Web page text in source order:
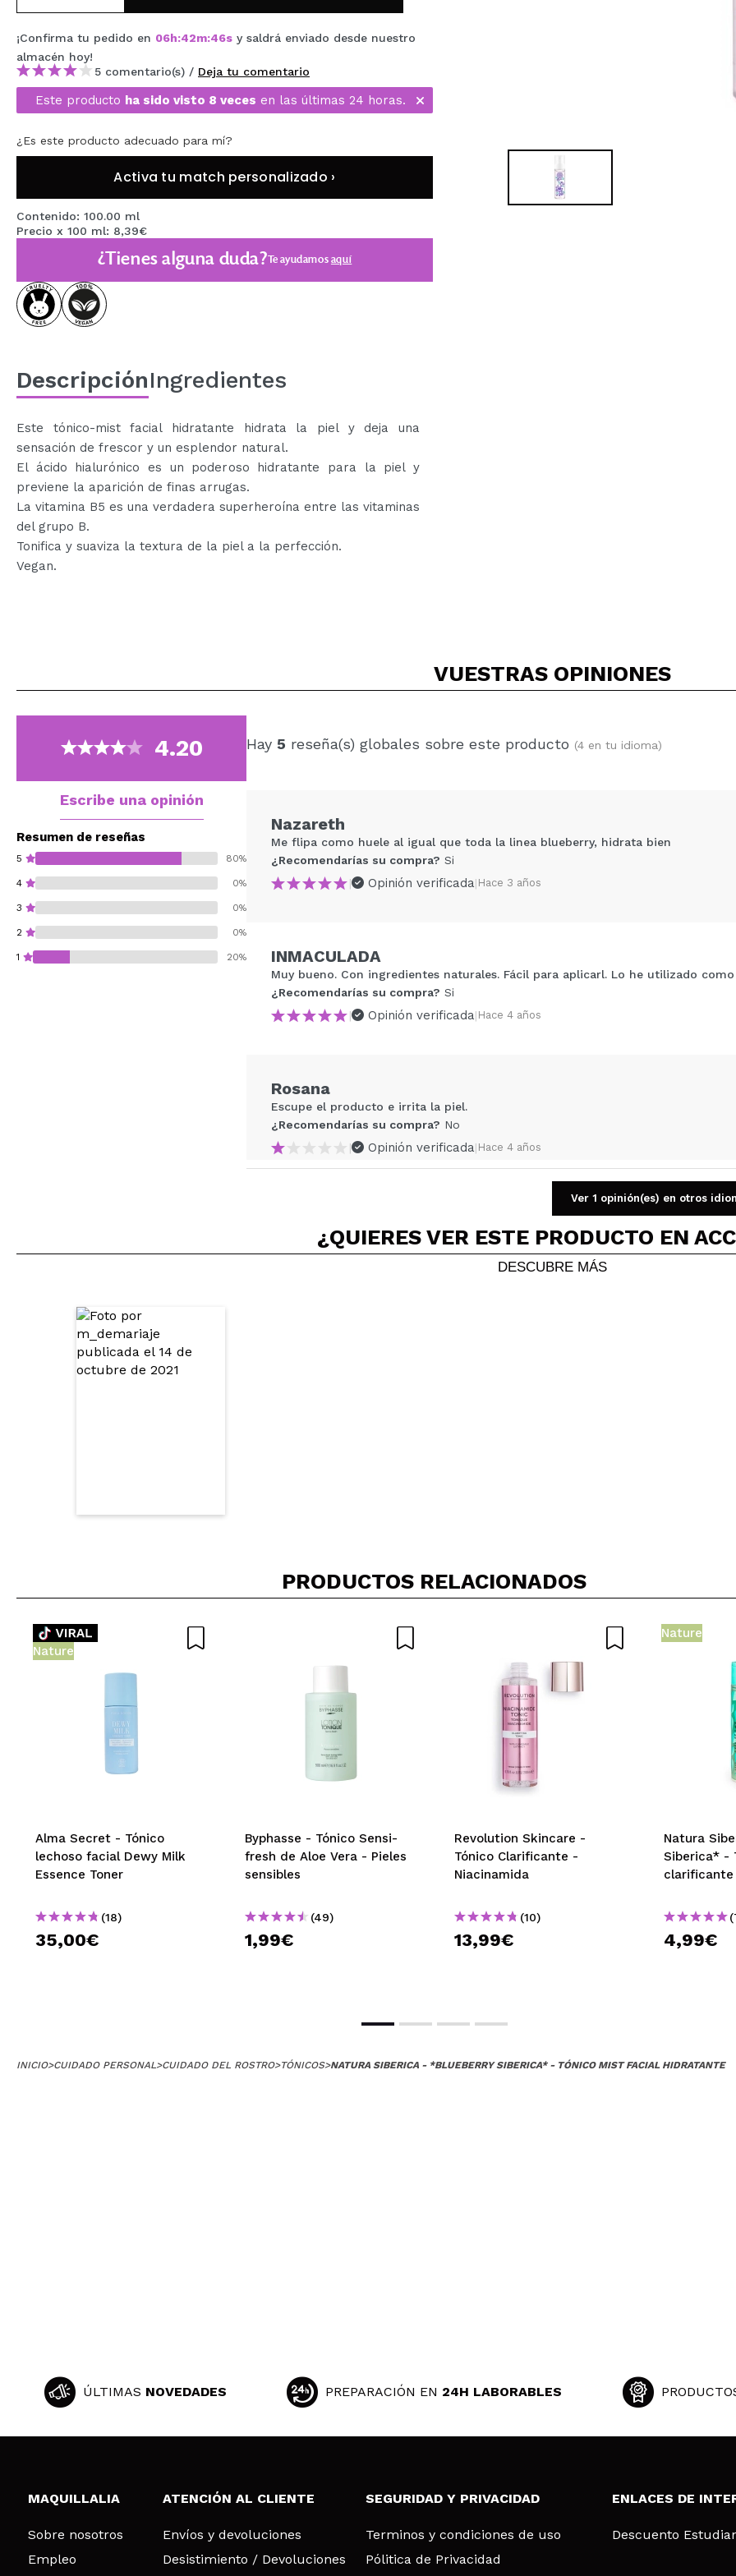
MAQUIFARMA
KOREA ZONE
TRAVEL SIZE
NATURE
OUTLET
¡HAN VUELTO!
PRÓXIMAMENTE
BLOG
¡Confirma tu pedido en 06h:42m:45sy saldrá enviado desde nuestro
almacén hoy!
5 comentario(s) / Deja tu comentario
Este producto ha sido visto 8 veces en las últimas 24 horas.
¿Es este producto adecuado para mí?
Activa tu match personalizado ›
Contenido: 100.00 ml
Precio x 100 ml: 8,39€
¿Tienes alguna duda?Te ayudamosaquí
DescripciónIngredientes
Este tónico-mist facial hidratante hidrata la piel y deja una
sensación de frescor y un esplendor natural.
El ácido hialurónico es un poderoso hidratante para la piel y
previene la aparición de finas arrugas.
La vitamina B5 es una verdadera superheroína entre las vitaminas
del grupo B.
Tonifica y suaviza la textura de la piel a la perfección.
Vegan.
VUESTRAS OPINIONES
4.20
Escribe una opinión
Resumen de reseñas
5 80%
4 0%
3 0%
2 0%
1 20%
Hay 5 reseña(s) globales sobre este producto (4 en tu idioma)
Compartir un vídeo o una foto
Tu vídeo podría ser el primero. Imagínatelo...
ENVIAR
Nazareth
Me flipa como huele al igual que toda la linea blueberry, hidrata bien
¿Recomendarías su compra? Si
|
Opinión verificada| Hace 3 años
INMACULADA
Muy bueno. Con ingredientes naturales. Fácil para aplicarl. Lo he utilizado
¿Recomendarías su compra? Si
|
Opinión verificada| Hace 4 años
Rosana
Escupe el producto e irrita la piel.
¿Recomendarías su compra? No
|
Opinión verificada| Hace 4 años
Me gusta el formato spray, es muy cómodo. Hidrata muy bien y además yo lo
¿Recomendarías su compra?Si
Ver 1 opinión(es) en otros
¿QUIERES VER ESTE PRODUCTO EN
DESCUBRE MÁS
PRODUCTOS RELACIONADOS
Nature
Alma Secret - Tónico
lechoso facial Dewy Milk
Essence Toner
(18)
35,00€
Byphasse - Tónico Sensi-
fresh de Aloe Vera - Pieles
sensibles
(49)
1,99€
Revolution Skincare -
Tónico Clarificante -
Niacinamida
(10)
13,99€
Nature
Natura
Siberica* -
clarificante
4,99€
INICIO>CUIDADO PERSONAL>CUIDADO DEL ROSTRO>TÓNICOS>NATURA SIBERICA - *BLUEBERRY SIBERICA* - TÓNICO MIST FACIAL HIDRATANTE
ÚLTIMAS NOVEDADES PREPARACIÓN EN 24H LABORABLES
MAQUILLALIA
Sobre nosotros
Empleo
ATENCIÓN AL CLIENTE
Envíos y devoluciones
Desistimiento / Devoluciones
SEGURIDAD Y PRIVACIDAD
Terminos y condiciones de uso
Pólitica de Privacidad
ENLACES DE
Descuento